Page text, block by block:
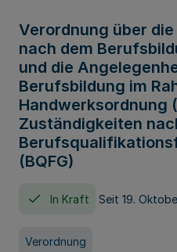
Verordnung über
nach dem
und die
Berufsbildung im
Handwerksordnung
Zuständigkeiten
(BQFG)
In Kraft Seit 19.
Verordnung